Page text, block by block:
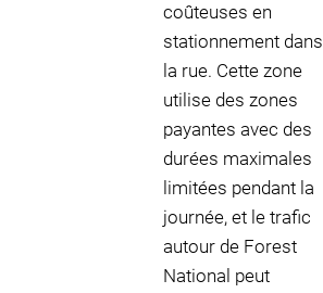
coûteuses en
stationnement dans
la rue. Cette zone
utilise des zones
payantes avec des
durées maximales
limitées pendant la
journée, et le trafic
autour de Forest
National peut